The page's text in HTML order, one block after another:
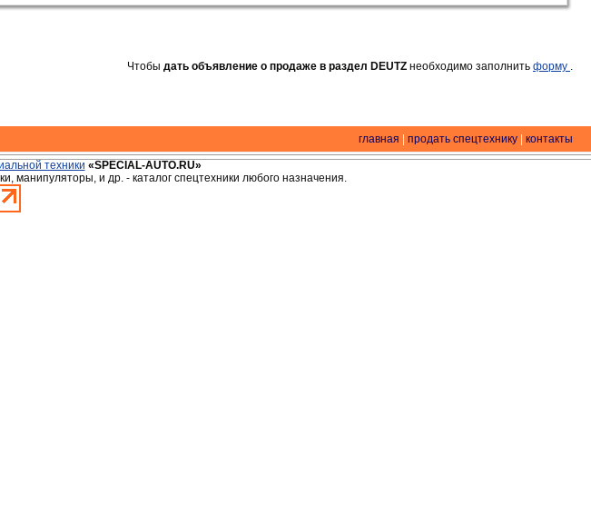
Чтобы дать объявление о продаже в раздел DEUTZ необходимо заполнить форму .
главная продать спецтехнику контакты
техники «SPECIAL-AUTO.RU»
манипуляторы, и др. - каталог спецтехники любого назначения.